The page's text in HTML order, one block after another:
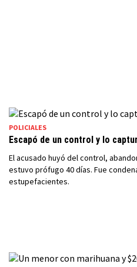
POLICIALES
Escapó de un control y lo
El acusado huyó del control,
estuvo prófugo 40 días. Fue
estupefacientes.